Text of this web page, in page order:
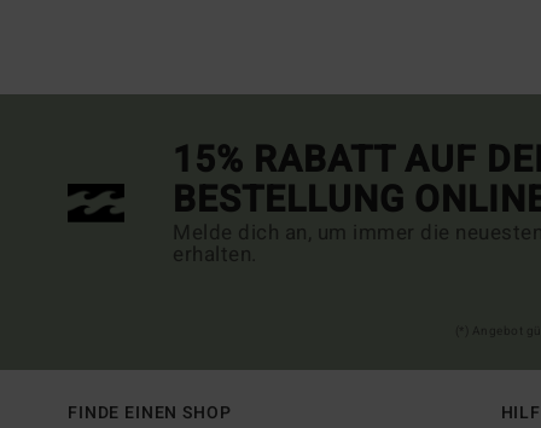
15% RABATT AUF
BESTELLUNG
Melde dich an, um immer die
erhalten.
FINDE EINEN SHOP